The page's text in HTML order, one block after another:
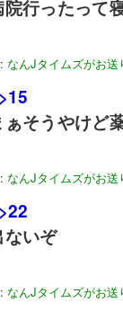
院行ったって
なんJタイムズがお送
ぁそうやけど
なんJタイムズがお送
ないぞ
なんJタイムズがお送